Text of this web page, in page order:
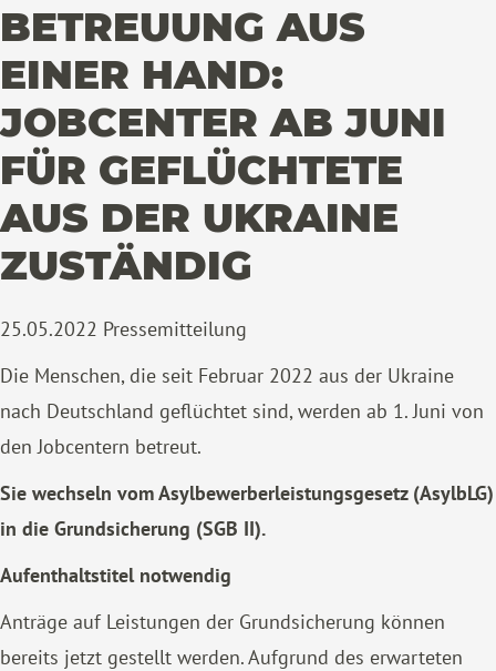
BETREUUNG AUS
EINER HAND:
JOBCENTER AB JUNI
FÜR GEFLÜCHTETE
AUS DER UKRAINE
ZUSTÄNDIG
25.05.2022 Pressemitteilung
Die Menschen, die seit Februar 2022 aus der Ukraine
nach Deutschland geflüchtet sind, werden ab 1. Juni von
den Jobcentern betreut.
Sie wechseln vom Asylbewerberleistungsgesetz (AsylbLG)
in die Grundsicherung (SGB II).
Aufenthaltstitel notwendig
Anträge auf Leistungen der Grundsicherung können
bereits jetzt gestellt werden. Aufgrund des erwarteten